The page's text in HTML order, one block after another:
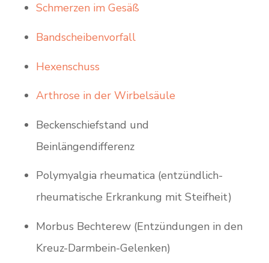
Schmerzen im Gesäß
Bandscheibenvorfall
Hexenschuss
Arthrose in der Wirbelsäule
Beckenschiefstand und
Beinlängendifferenz
Polymyalgia rheumatica (entzündlich-
rheumatische Erkrankung mit Steifheit)
Morbus Bechterew (Entzündungen in den
Kreuz-Darmbein-Gelenken)